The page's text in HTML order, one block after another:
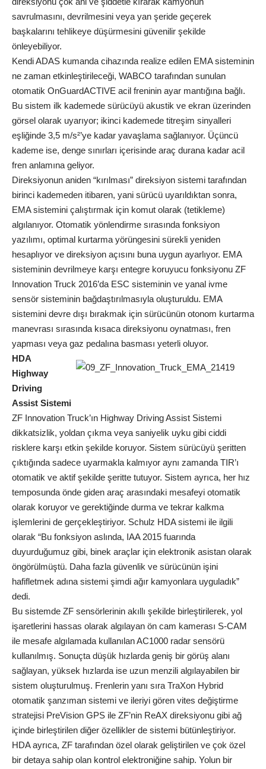
savrulmasını, devrilmesini veya yan şeride geçerek
başkalarını tehlikeye düşürmesini güvenilir şekilde
önleyebiliyor.
Kendi ADAS kumanda cihazında realize edilen EMA sisteminin
ne zaman etkinleştirileceği, WABCO tarafından sunulan
otomatik OnGuardACTIVE acil freninin ayar mantığına bağlı.
Bu sistem ilk kademede sürücüyü akustik ve ekran üzerinden
görsel olarak uyarıyor; ikinci kademede titreşim sinyalleri
eşliğinde 3,5 m/s²’ye kadar yavaşlama sağlanıyor. Üçüncü
kademe ise, denge sınırları içerisinde araç durana kadar acil
fren anlamına geliyor.
Direksiyonun aniden “kırılması” direksiyon sistemi tarafından
birinci kademeden itibaren, yani sürücü uyarıldıktan sonra,
EMA sistemini çalıştırmak için komut olarak (tetikleme)
algılanıyor. Otomatik yönlendirme sırasında fonksiyon
yazılımı, optimal kurtarma yörüngesini sürekli yeniden
hesaplıyor ve direksiyon açısını buna uygun ayarlıyor. EMA
sisteminin devrilmeye karşı entegre koruyucu fonksiyonu ZF
Innovation Truck 2016’da ESC sisteminin ve yanal ivme
sensör sisteminin bağdaştırılmasıyla oluşturuldu. EMA
sistemini devre dışı bırakmak için sürücünün otonom kurtarma
manevrası sırasında kısaca direksiyonu oynatması, fren
yapması veya gaz pedalına basması yeterli oluyor.
HDA
Highway
Driving
Assist Sistemi
ZF Innovation Truck’ın Highway Driving Assist Sistemi
dikkatsizlik, yoldan çıkma veya saniyelik uyku gibi ciddi
risklere karşı etkin şekilde koruyor. Sistem sürücüyü şeritten
çıktığında sadece uyarmakla kalmıyor aynı zamanda TIR’ı
otomatik ve aktif şekilde şeritte tutuyor. Sistem ayrıca, her hız
temposunda önde giden araç arasındaki mesafeyi otomatik
olarak koruyor ve gerektiğinde durma ve tekrar kalkma
işlemlerini de gerçekleştiriyor. Schulz HDA sistemi ile ilgili
olarak “Bu fonksiyon aslında, IAA 2015 fuarında
duyurduğumuz gibi, binek araçlar için elektronik asistan olarak
öngörülmüştü. Daha fazla güvenlik ve sürücünün işini
hafifletmek adına sistemi şimdi ağır kamyonlara uyguladık”
dedi.
Bu sistemde ZF sensörlerinin akıllı şekilde birleştirilerek, yol
işaretlerini hassas olarak algılayan ön cam kamerası S-CAM
ile mesafe algılamada kullanılan AC1000 radar sensörü
kullanılmış. Sonuçta düşük hızlarda geniş bir görüş alanı
sağlayan, yüksek hızlarda ise uzun menzili algılayabilen bir
sistem oluşturulmuş. Frenlerin yanı sıra TraXon Hybrid
otomatik şanzıman sistemi ve ileriyi gören vites değiştirme
stratejisi PreVision GPS ile ZF’nin ReAX direksiyonu gibi ağ
içinde birleştirilen diğer özellikler de sistemi bütünleştiriyor.
HDA ayrıca, ZF tarafından özel olarak geliştirilen ve çok özel
bir detaya sahip olan kontrol elektroniğine sahip. Yolun bir